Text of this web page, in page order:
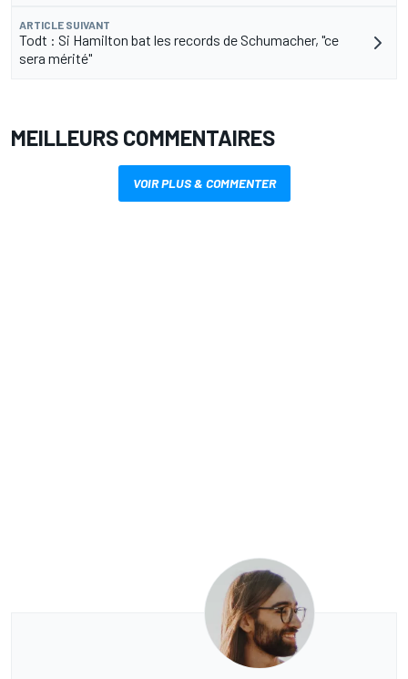
ARTICLE SUIVANT
Todt : Si Hamilton bat les records de Schumacher, "ce
sera mérité"
MEILLEURS COMMENTAIRES
VOIR PLUS & COMMENTER